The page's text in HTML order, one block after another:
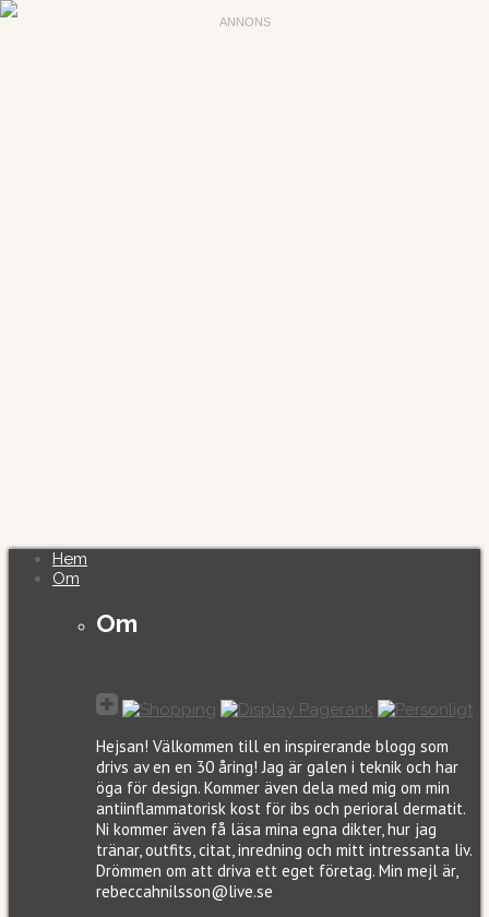
Hem
Om
Om
Hejsan! Välkommen till en inspirerande blogg som
drivs av en en 30 åring! Jag är galen i teknik och har
öga för design. Kommer även dela med mig om min
antiinflammatorisk kost för ibs och perioral dermatit.
Ni kommer även få läsa mina egna dikter, hur jag
tränar, outfits, citat, inredning och mitt intressanta liv.
Drömmen om att driva ett eget företag. Min mejl är,
rebeccahnilsson@live.se